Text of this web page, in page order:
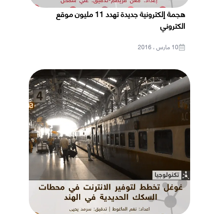
هجمة إلكترونية جديدة تهدد 11 مليون موقع
الكتروني
10 مارس ، 2016